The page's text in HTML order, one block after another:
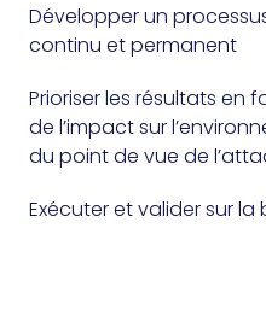
Développer un
continu et permanent
Prioriser les résultats en
de l’impact sur
du point de vue de
Exécuter et valider sur